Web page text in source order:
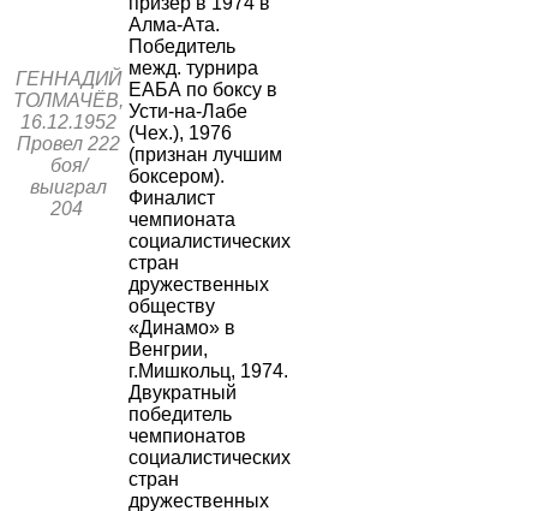
ГЕННАДИЙ
ТОЛМАЧЁВ,
16.12.1952
Провел 222
боя/
выиграл
204
Алма-Ата.
Победитель
межд. турнира
ЕАБА по боксу в
Усти-на-Лабе
(Чех.), 1976
(признан лучшим
боксером).
Финалист
чемпионата
социалистических
стран
дружественных
обществу
«Динамо» в
Венгрии,
г.Мишкольц, 1974.
Двукратный
победитель
чемпионатов
социалистических
стран
дружественных